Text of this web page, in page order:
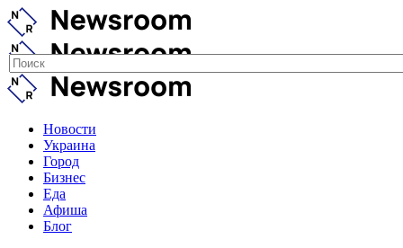
Новости
Украина
Город
Бизнес
Еда
Афиша
Блог